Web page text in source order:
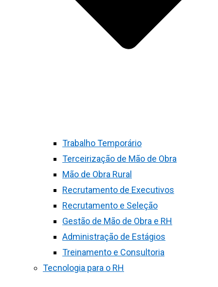
Trabalho Temporário
Terceirização de Mão de Obra
Mão de Obra Rural
Recrutamento de Executivos
Recrutamento e Seleção
Gestão de Mão de Obra e RH
Administração de Estágios
Treinamento e Consultoria
Tecnologia para o RH